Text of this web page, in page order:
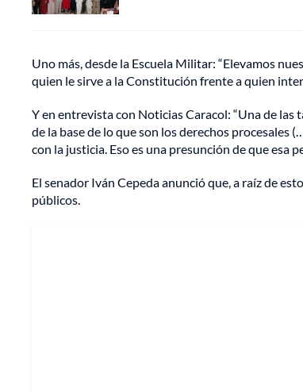
Uno más, desde la Escuela Militar: “Elevamos
quien le sirve a la Constitución frente a quien
Y en entrevista con Noticias Caracol: “Una de
de la base de lo que son los derechos
con la justicia. Eso es una presunción de que esa
El senador Iván Cepeda anunció que, a raíz de
públicos.